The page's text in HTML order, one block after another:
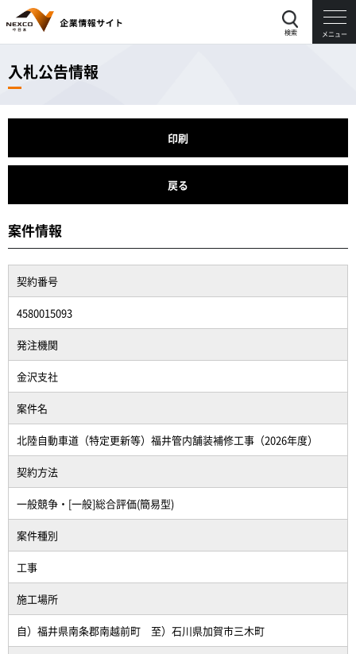
検索 メニュー
入札公告情報
印刷
戻る
案件情報
契約番号
4580015093
発注機関
金沢支社
案件名
北陸自動車道（特定更新等）福井管内舗装補修工事（2026年度）
契約方法
一般競争・[一般]総合評価(簡易型)
案件種別
工事
施工場所
自）福井県南条郡南越前町 至）石川県加賀市三木町